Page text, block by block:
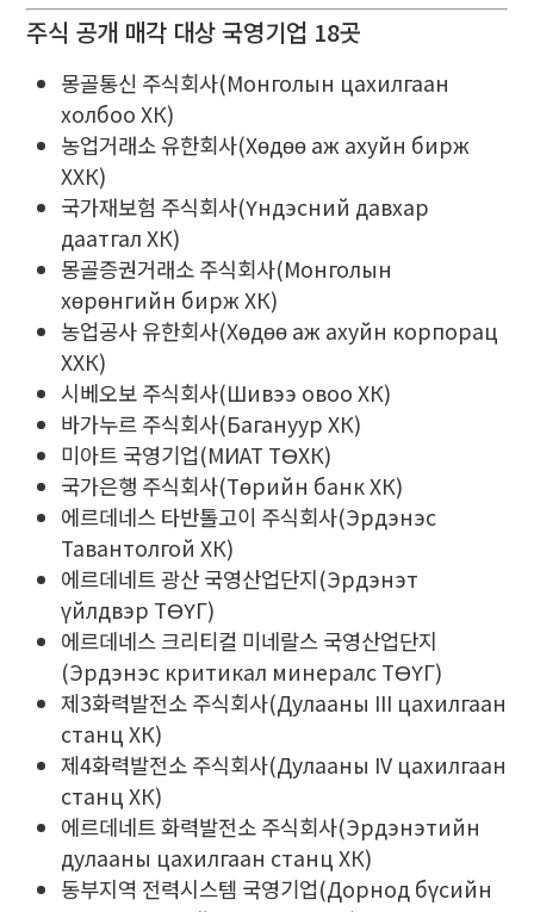
주식 공개 매각 대상 국영기업 18곳
몽골통신 주식회사(Монголын цахилгаан
холбоо ХК)
농업거래소 유한회사(Хөдөө аж ахуйн бирж
ХХК)
국가재보험 주식회사(Үндэсний давхар
даатгал ХК)
몽골증권거래소 주식회사(Монголын
хөрөнгийн бирж ХК)
농업공사 유한회사(Хөдөө аж ахуйн корпорац
ХХК)
시베오보 주식회사(Шивээ овоо ХК)
바가누르 주식회사(Багануур ХК)
미아트 국영기업(МИАТ ТӨХК)
국가은행 주식회사(Төрийн банк ХК)
에르데네스 타반톨고이 주식회사(Эрдэнэс
Тавантолгой ХК)
에르데네트 광산 국영산업단지(Эрдэнэт
үйлдвэр ТӨҮГ)
에르데네스 크리티컬 미네랄스 국영산업단지
(Эрдэнэс критикал минералс ТӨҮГ)
제3화력발전소 주식회사(Дулааны III цахилгаан
станц ХК)
제4화력발전소 주식회사(Дулааны IV цахилгаан
станц ХК)
에르데네트 화력발전소 주식회사(Эрдэнэтийн
дулааны цахилгаан станц ХК)
동부지역 전력시스템 국영기업(Дорнод бүсийн